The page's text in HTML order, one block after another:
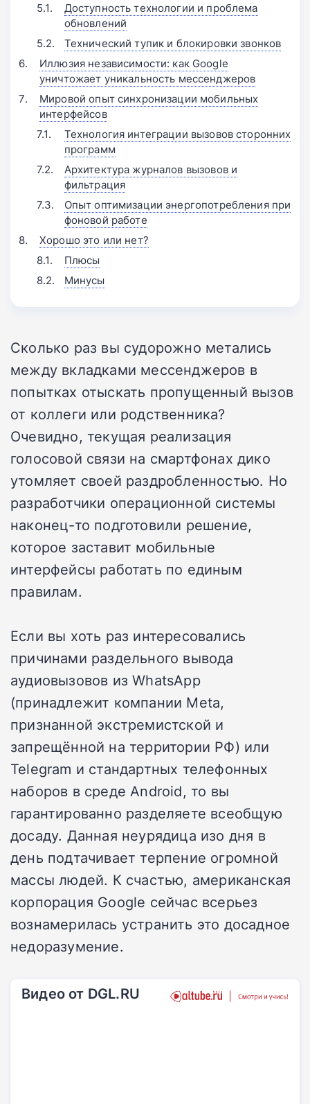
Доступность технологии и проблема
обновлений
Технический тупик и блокировки звонков
Иллюзия независимости: как Google
уничтожает уникальность мессенджеров
Мировой опыт синхронизации мобильных
интерфейсов
Технология интеграции вызовов сторонних
программ
Архитектура журналов вызовов и
фильтрация
Опыт оптимизации энергопотребления при
фоновой работе
Хорошо это или нет?
Плюсы
Минусы
Сколько раз вы судорожно метались
между вкладками мессенджеров в
попытках отыскать пропущенный вызов
от коллеги или родственника?
Очевидно, текущая реализация
голосовой связи на смартфонах дико
утомляет своей раздробленностью. Но
разработчики операционной системы
наконец-то подготовили решение,
которое заставит мобильные
интерфейсы работать по единым
правилам.
Если вы хоть раз интересовались
причинами раздельного вывода
аудиовызовов из WhatsApp
(принадлежит компании Meta,
признанной экстремистской и
запрещённой на территории РФ) или
Telegram и стандартных телефонных
наборов в среде Android, то вы
гарантированно разделяете всеобщую
досаду. Данная неурядица изо дня в
день подтачивает терпение огромной
массы людей. К счастью, американская
корпорация Google сейчас всерьез
вознамерилась устранить это досадное
недоразумение.
Видео от DGL.RU